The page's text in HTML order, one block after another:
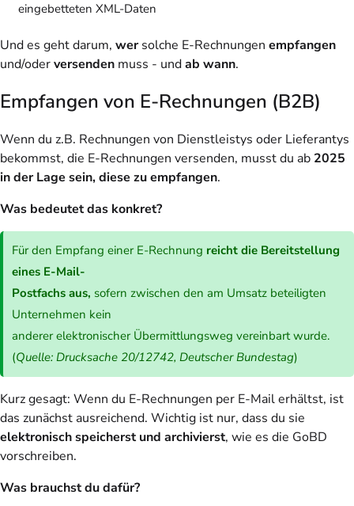
eingebetteten XML-Daten
Und es geht darum, wersolche E-Rechnungen empfangen
und/oderversenden muss - undab wann.
Empfangen von E-Rechnungen (B2B)
Wenn du z.B. Rechnungen von Dienstleistys oder Lieferantys
bekommst, die E-Rechnungen versenden, musst du ab 2025
in der Lage sein, diese zu empfangen.
Was bedeutet das konkret?
Für den Empfang einer E-Rechnung reicht die Bereitstellung
eines E-Mail-
Postfachs aus, sofern zwischen den am Umsatz beteiligten
Unternehmen kein
anderer elektronischer Übermittlungsweg vereinbart wurde.
(Quelle: Drucksache 20/12742, Deutscher Bundestag)
Kurz gesagt: Wenn du E-Rechnungen per E-Mail erhältst, ist
das zunächst ausreichend. Wichtig ist nur, dass du sie
elektronisch speicherst und archivierst, wie es die GoBD
vorschreiben.
Was brauchst du dafür?